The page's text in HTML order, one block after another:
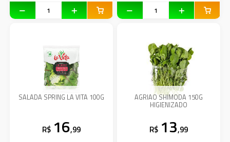
SALADA SPRING LA VITA 100G
R$ 16,99
AGRIAO SHIMODA 150G
HIGIENIZADO
R$ 13,99